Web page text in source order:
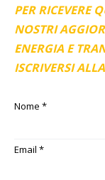
PER RICEVERE
NOSTRI
ENERGIA E
ISCRIVERSI
Nome *
Email *